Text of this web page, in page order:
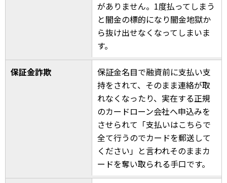
がありません。1度払ってしまう
と闇金の標的になり闇金地獄か
ら抜け出せなくなってしまいま
す。
保証金詐欺
保証金名目で融資前に支払い支
持をされて、そのまま連絡が取
れなくなったり、実在する正規
のカードローン会社へ申込みを
させられて「支払いはこちらで
全て行うのでカードを郵送して
ください」と言われそのままカ
ードを奪い取られる手口です。